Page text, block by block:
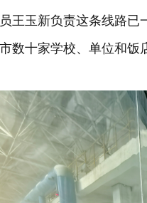
王玉新负责这条线路已
数十家学校、单位和饭